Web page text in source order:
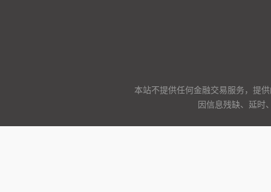
本站不提供任何金融交易服务，提
因信息残缺、延时